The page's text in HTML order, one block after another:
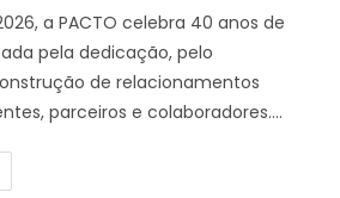
a PACTO celebra 40 anos de
pela dedicação, pelo
de relacionamentos
parceiros e colaboradores.…